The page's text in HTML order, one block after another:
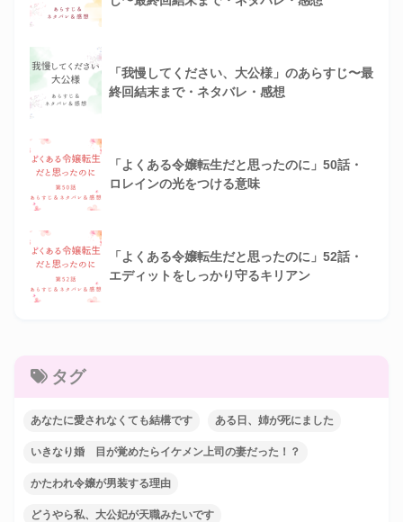
「我慢してください、大公様」のあらすじ〜最
終回結末まで・ネタバレ・感想
「よくある令嬢転生だと思ったのに」50話・
ロレインの光をつける意味
「よくある令嬢転生だと思ったのに」52話・
エディットをしっかり守るキリアン
タグ
あなたに愛されなくても結構です ある日、姉が死にました
いきなり婚 目が覚めたらイケメン上司の妻だった！？
かたわれ令嬢が男装する理由
どうやら私、大公妃が天職みたいです